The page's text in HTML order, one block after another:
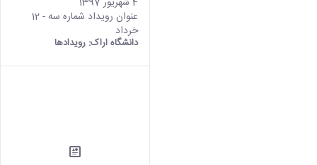
عنوان رویداد شماره سه - 12
خرداد
دانشگاه اراک: رویدادها